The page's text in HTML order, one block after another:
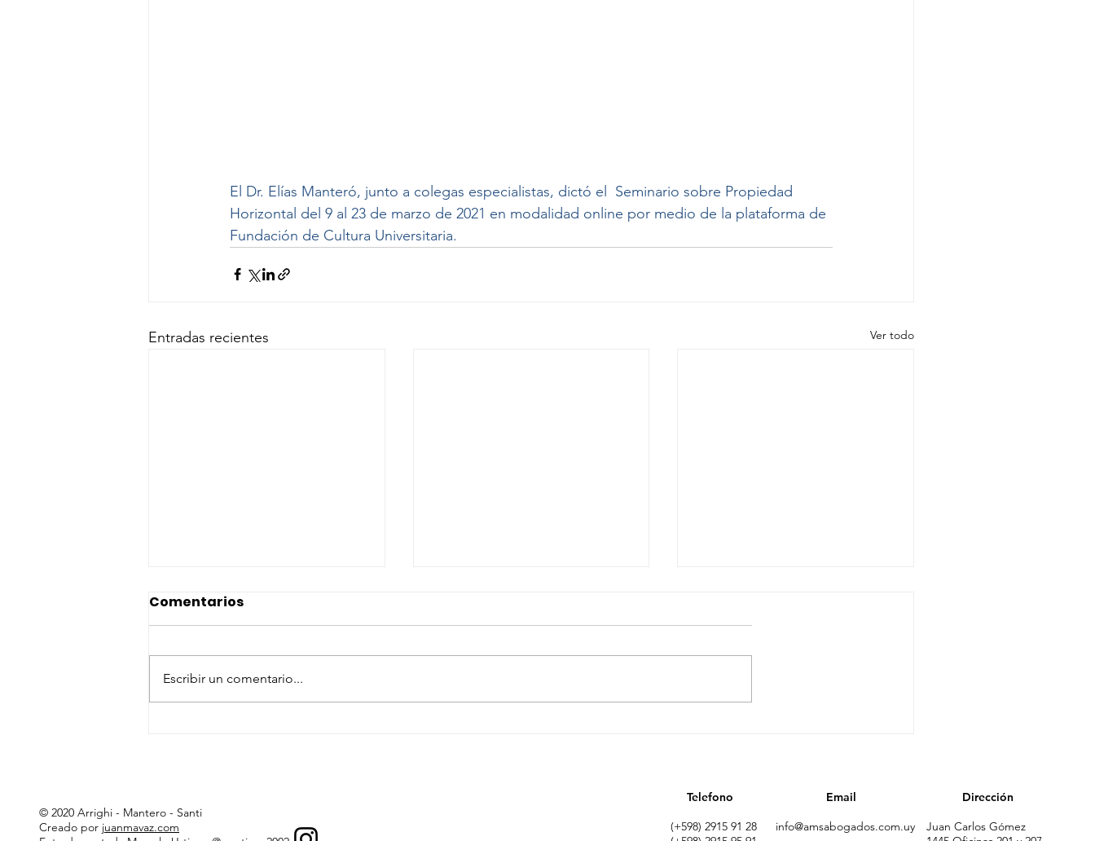
El Dr. Elías Manteró, junto a colegas especialistas, dictó el  Seminario sobre Propiedad
Horizontal del 9 al 23 de marzo de 2021 en modalidad online por medio de la plataforma de
Fundación de Cultura Universitaria.
Entradas recientes Ver todo
Comentarios
Escribir un comentario...
© 2020 Arrighi - Mantero - Santi
Creado por juanmavaz.com
Telefono
Email
(+598) 2915 91 28
info@amsabogados.com.uy
Dirección
Juan Carlos Gómez